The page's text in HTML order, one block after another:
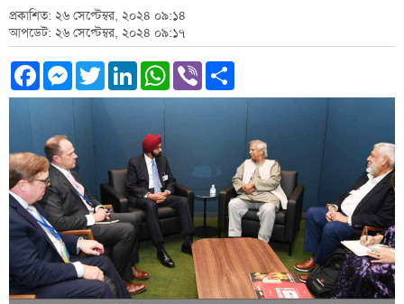
প্রকাশিত: ২৬ সেপ্টেম্বর, ২০২৪ ০৯:১৪
আপডেট: ২৬ সেপ্টেম্বর, ২০২৪ ০৯:১৭
Facebook
Messenger
TwitterLinkedInWhatsApp
Viber